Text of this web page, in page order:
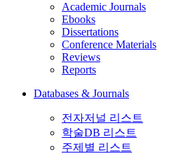
Academic Journals
Ebooks
Dissertations
Conference Materials
Reviews
Reports
Databases & Journals
전자저널 리스트
학술DB 리스트
주제별 리스트